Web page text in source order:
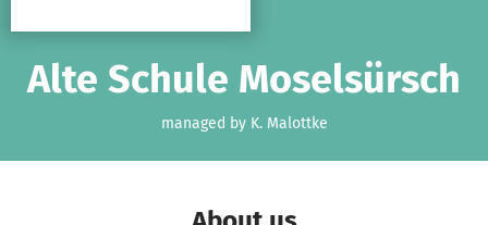
Alte Schule Moselsürsch
managed by K. Malottke